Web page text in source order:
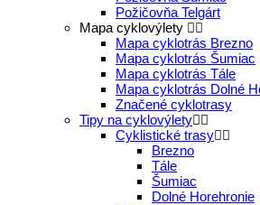
Požičovňa Telgárt
Mapa cyklovýlety
Mapa cyklotrás Brezno
Mapa cyklotrás Šumiac
Mapa cyklotrás Tále
Mapa cyklotrás Dolné
Značené cyklotrasy
Tipy na cyklovýlety
Cyklistické trasy
Brezno
Tále
Šumiac
Dolné Horehronie